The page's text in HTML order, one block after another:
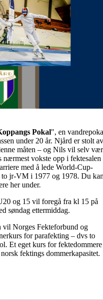
Pokal", en
under 20 år. Njård er stolt av
måten – og Nils vil selv
vokste opp i fektesalen
med å lede World-Cup-
to jr-VM i 1977 og 1978. Du
her under.
og 15 vil foregå fra kl 15 på
søndag ettermiddag.
vil Norges Fekteforbund og
for parafekting – dvs to
Et eget kurs for fektedommere
fektings dommerkapasitet.